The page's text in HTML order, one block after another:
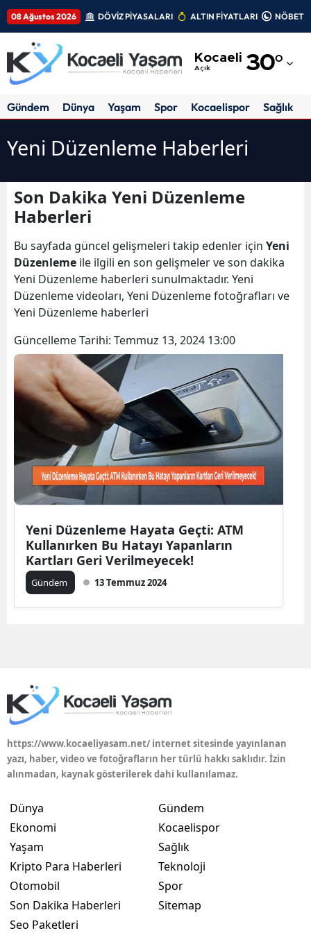
08 Ağustos 2026 DÖVİZ PİYASALARI ALTIN FİYATLARI
Kocaeli
Açık 30°
Adıyaman
Amasya
Ankara
Artvin
Aydın
Balıkesir
Bingöl
Bitlis
Bolu
Burdur
Bursa
Çanakkale
Çankırı
Çorum
Diyarbakır
Eskişehir
Gaziantep
Gündem Dünya Yaşam Spor Kocaelispor Sağlık
Yeni Düzenleme Haberleri
Son Dakika Yeni Düzenleme
Haberleri
Bu sayfada güncel gelişmeleri takip edenler için Yeni
Düzenleme ile ilgili en son gelişmeler ve son dakika
Yeni Düzenleme haberleri sunulmaktadır. Yeni
Düzenleme videoları, Yeni Düzenleme fotoğrafları ve
Yeni Düzenleme haberleri
Güncelleme Tarihi: Temmuz 13, 2024 13:00
Yeni Düzenleme Hayata Geçti: ATM
Kullanırken Bu Hatayı Yapanların
Kartları Geri Verilmeyecek!
Gündem 13 Temmuz 2024
https://www.kocaeliyasam.net/ internet sitesinde yayınlanan
yazı, haber, video ve fotoğrafların her türlü hakkı saklıdır. İzin
alınmadan, kaynak gösterilerek dahi kullanılamaz.
Dünya
Ekonomi
Yaşam
Kripto Para Haberleri
Otomobil
Son Dakika Haberleri
Seo Paketleri
Gündem
Kocaelispor
Sağlık
Teknoloji
Spor
Sitemap